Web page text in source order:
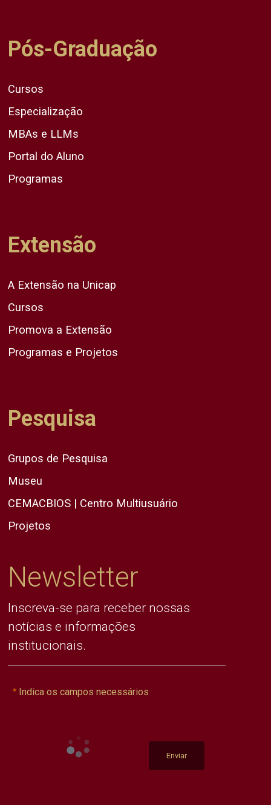
Pós-Graduação
Cursos
Especialização
MBAs e LLMs
Portal do Aluno
Programas
Extensão
A Extensão na Unicap
Cursos
Promova a Extensão
Programas e Projetos
Pesquisa
Grupos de Pesquisa
Museu
CEMACBIOS | Centro Multiusuário
Projetos
Newsletter
Inscreva-se para receber nossas
notícias e informações
institucionais.
Indica os campos necessários
Enviar